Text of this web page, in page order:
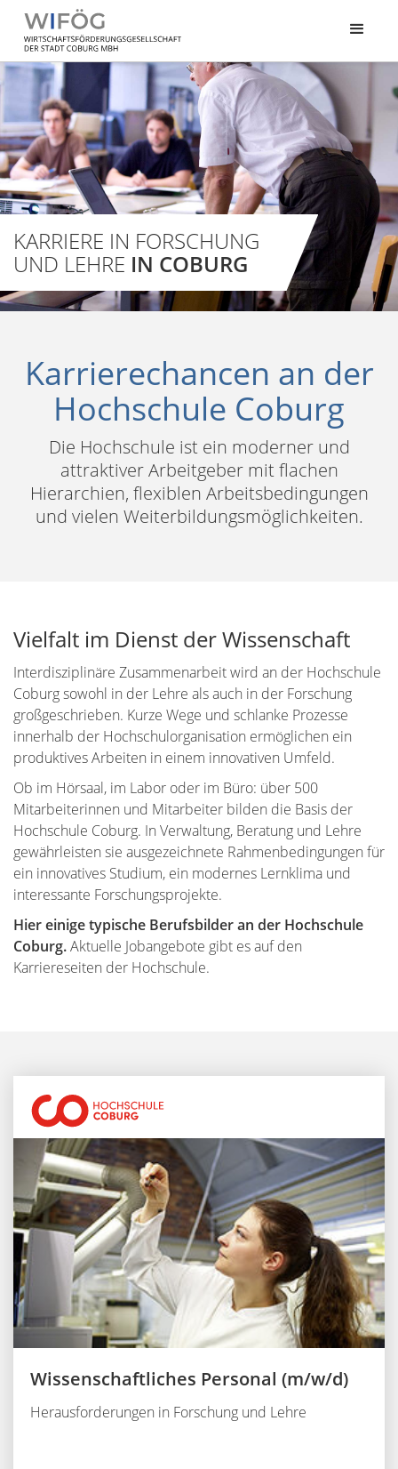
KARRIERE IN FORSCHUNG
UND LEHRE IN COBURG
Karrierechancen an der
Hochschule Coburg
Die Hochschule ist ein moderner und
attraktiver Arbeitgeber mit flachen
Hierarchien, flexiblen Arbeitsbedingungen
und vielen Weiterbildungsmöglichkeiten.
Vielfalt im Dienst der Wissenschaft
Interdisziplinäre Zusammenarbeit wird an der Hochschule
Coburg sowohl in der Lehre als auch in der Forschung
großgeschrieben. Kurze Wege und schlanke Prozesse
innerhalb der Hochschulorganisation ermöglichen ein
produktives Arbeiten in einem innovativen Umfeld.
Ob im Hörsaal, im Labor oder im Büro: über 500
Mitarbeiterinnen und Mitarbeiter bilden die Basis der
Hochschule Coburg. In Verwaltung, Beratung und Lehre
gewährleisten sie ausgezeichnete Rahmenbedingungen für
ein innovatives Studium, ein modernes Lernklima und
interessante Forschungsprojekte.
Hier einige typische Berufsbilder an der Hochschule
Coburg.Aktuelle Jobangebote gibt es auf den
Karriereseiten der Hochschule.
Wissenschaftliches Personal (m/w/d)
Herausforderungen in Forschung und Lehre